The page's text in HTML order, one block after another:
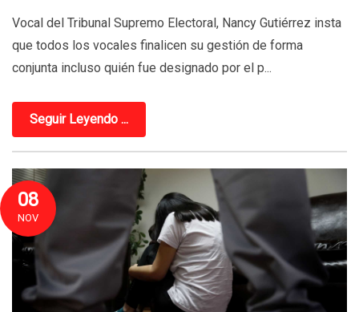
Vocal del Tribunal Supremo Electoral, Nancy Gutiérrez insta
que todos los vocales finalicen su gestión de forma
conjunta incluso quién fue designado por el p...
Seguir Leyendo ...
08
NOV